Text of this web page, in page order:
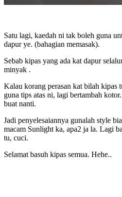
Satu lagi, kaedah ni tak boleh guna
dapur ye. (bahagian memasak).
Sebab kipas yang ada kat dapur
minyak .
Kalau korang perasan kat bilah kipas
guna tips atas ni, lagi bertambah
buat nanti.
Jadi penyelesaiannya gunalah style
macam Sunlight ka, apa2 ja la. Lagi
tu, cuci.
Selamat basuh kipas semua. Hehe..